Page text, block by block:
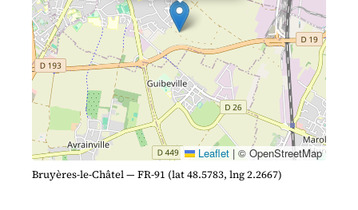
Leaflet | © OpenStreetMap
Bruyères-le-Châtel — FR-91 (lat 48.5783, lng 2.2667)